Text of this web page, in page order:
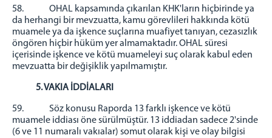
58. OHAL kapsamında çıkarılan KHK'ların hiçbirinde ya
da herhangi bir mevzuatta, kamu görevlileri hakkında kötü
muamele ya da işkence suçlarına muafiyet tanıyan, cezasızlık
öngören hiçbir hüküm yer almamaktadır. OHAL süresi
içerisinde işkence ve kötü muameleyi suç olarak kabul eden
mevzuatta bir değişiklik yapılmamıştır.
5. VAKIA İDDİALARI
59. Söz konusu Raporda 13 farklı işkence ve kötü
muamele iddiası öne sürülmüştür. 13 iddiadan sadece 2'sinde
(6 ve 11 numaralı vakıalar) somut olarak kişi ve olay bilgisi